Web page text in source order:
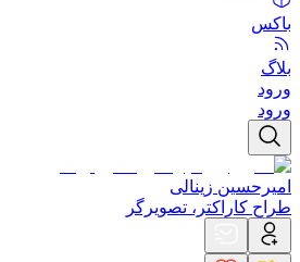
باکس
بلاگ
ورود
ورود
امیرحسین زینالی
طراح کاراکتر، تصویرگر